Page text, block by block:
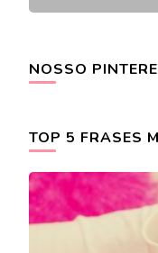
NOSSO
TOP 5 FRASES